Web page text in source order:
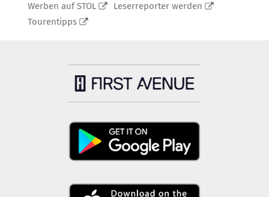
Werben auf STOL
Leserreporter werden
Tourentipps